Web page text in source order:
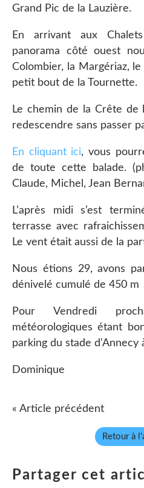
Grand Pic de la Lauzière.
En arrivant aux
panorama côté ouest
Colombier, la Margériaz,
petit bout de la Tournette.
Le chemin de la Crête de
redescendre sans passer
En cliquant ici, vous
de toute cette balade.
Claude, Michel, Jean
L’après midi s’est
terrasse avec
Le vent était aussi de la
Nous étions 29, avons
dénivelé cumulé de 450 m
Pour Vendredi
météorologiques étant
parking du stade d'Annecy
Dominique
« Article précédent
Retour à
Partager cet